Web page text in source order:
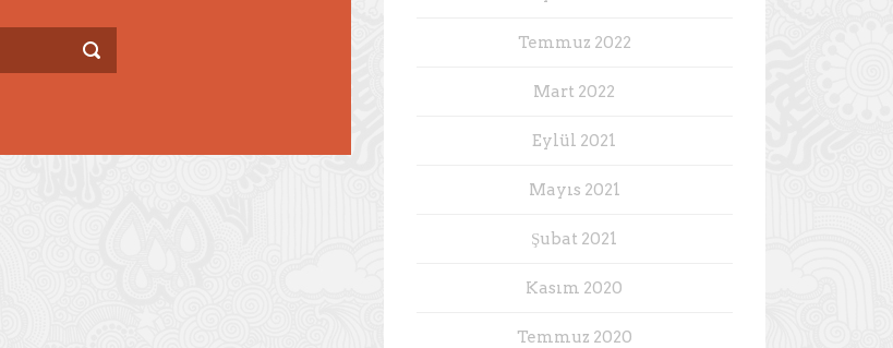
Temmuz 2022
Mart 2022
Eylül 2021
Mayıs 2021
Şubat 2021
Kasım 2020
Temmuz 2020